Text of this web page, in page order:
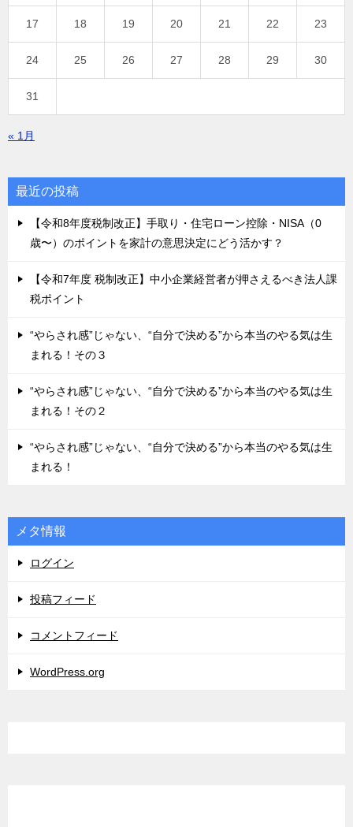
17 18 19 20 21 22 23
24 25 26 27 28 29 30
31
« 1月
最近の投稿
【令和8年度税制改正】手取り・住宅ローン控除・NISA（0
歳〜）のポイントを家計の意思決定にどう活かす？
【令和7年度 税制改正】中小企業経営者が押さえるべき法人課
税ポイント
“やらされ感”じゃない、“自分で決める”から本当のやる気は生
まれる！その３
“やらされ感”じゃない、“自分で決める”から本当のやる気は生
まれる！その２
“やらされ感”じゃない、“自分で決める”から本当のやる気は生
まれる！
メタ情報
ログイン
投稿フィード
コメントフィード
WordPress.org